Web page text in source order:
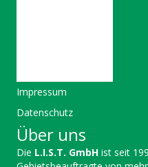
Impressum
Datenschutz
Über uns
Die L.I.S.T. GmbH ist seit